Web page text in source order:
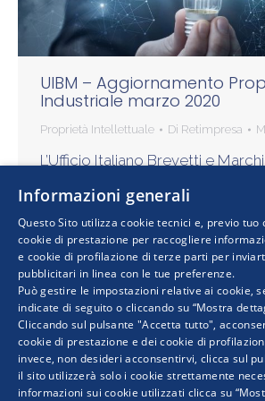
UIBM – Aggiornamento
Industriale marzo 2020
Proprietà Intellettuale Di Retimpresa
L’Ufficio Italiano Brevetti e
(Direzione Generale per la tutela
proprietà industriale – DGTPI)
dello Sviluppo Economico
una nota di aggiornamento
Informazioni generali
Questo Sito utilizza cookie tecnici e, previo tuo
cookie di prestazione per raccogliere
e cookie di profilazione di terze parti per
pubblicitari in linea con le tue preferenze.
Può gestire le impostazioni relative ai cookie,
indicate di seguito o cliccando su “Mostra
Cliccando sul pulsante "Accetta tutto",
cookie di prestazione e dei cookie di
invece, non desideri acconsentirvi, clicca sul
il sito utilizzerà solo i cookie strettamente
informazioni sui cookie utilizzati clicca su